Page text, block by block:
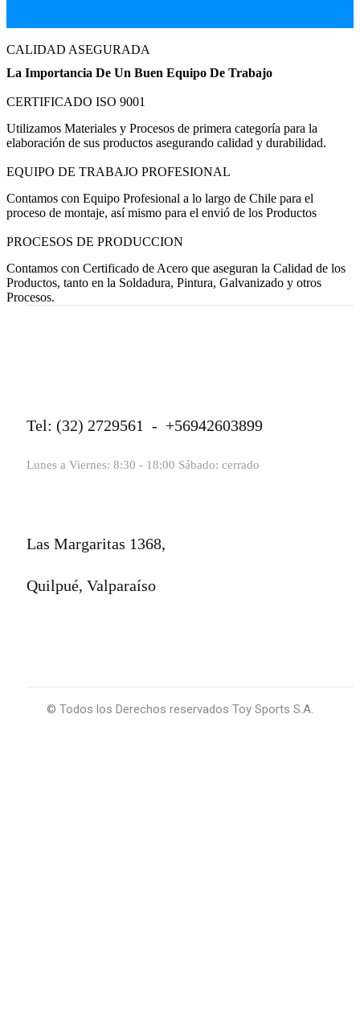
CALIDAD ASEGURADA
La Importancia De Un Buen Equipo De Trabajo
CERTIFICADO ISO 9001
Utilizamos Materiales y Procesos de primera categoría para la
elaboración de sus productos asegurando calidad y durabilidad.
EQUIPO DE TRABAJO PROFESIONAL
Contamos con Equipo Profesional a lo largo de Chile para el
proceso de montaje, así mismo para el envió de los Productos
PROCESOS DE PRODUCCION
Contamos con Certificado de Acero que aseguran la Calidad de los
Productos, tanto en la Soldadura, Pintura, Galvanizado y otros
Procesos.
Tel: (32) 2729561 - +56942603899
Lunes a Viernes: 8:30 - 18:00 Sábado: cerrado
Las Margaritas 1368,
Quilpué, Valparaíso
© Todos los Derechos reservados Toy Sports S.A.